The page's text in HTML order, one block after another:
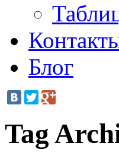
Блог
Tag